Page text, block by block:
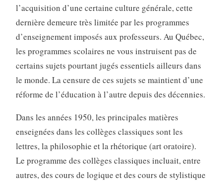
l’acquisition d’une certaine culture générale, cette
dernière demeure très limitée par les programmes
d’enseignement imposés aux professeurs. Au Québec,
les programmes scolaires ne vous instruisent pas de
certains sujets pourtant jugés essentiels ailleurs dans
le monde. La censure de ces sujets se maintient d’une
réforme de l’éducation à l’autre depuis des décennies.
Dans les années 1950, les principales matières
enseignées dans les collèges classiques sont les
lettres, la philosophie et la rhétorique (art oratoire).
Le programme des collèges classiques incluait, entre
autres, des cours de logique et des cours de stylistique